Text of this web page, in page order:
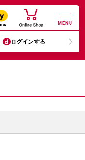
MENU
ログインする